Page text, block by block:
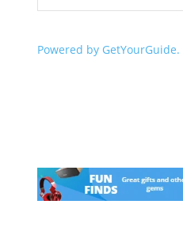
Powered by GetYourGuide.